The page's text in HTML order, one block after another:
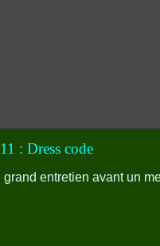
: Dress code
entretien avant un